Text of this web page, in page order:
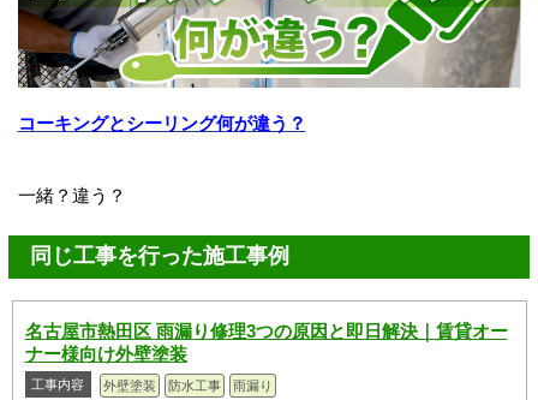
コーキングとシーリング何が違う？
一緒？違う？
同じ工事を行った施工事例
名古屋市熱田区 雨漏り修理3つの原因と即日解決｜賃貸オー
ナー様向け外壁塗装
工事内容 外壁塗装 防水工事 雨漏り